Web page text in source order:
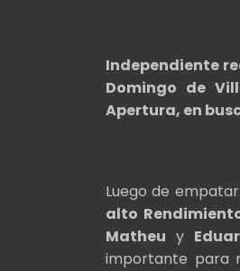
Independiente
Domingo de
Apertura, en
Luego de
alto
Matheu y
importante para